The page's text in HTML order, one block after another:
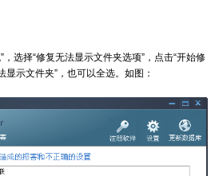
选择“修复无法显示文件夹选项”，点击“开始修
显示文件夹”，也可以全选。如图：